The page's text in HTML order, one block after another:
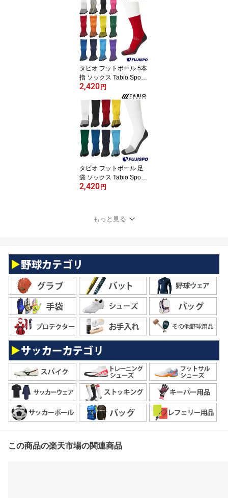
ャツ 吸汗速乾 通気性 伸
縮性 軽量 紫外線防止 日
焼け対策 背面メッシュ
丸首 ジュニア 大人 レデ
ィース メンズ スポーツ
インナー トレーニングウ
ェア (BU2230LH)
タビオ フットボール 5本
指 ソックス Tabio Sports
【サッカー・フットサ
ル】 アクセサリ サッカ
ーストッキング ソックス
靴下 大人 メンズ 滑り止
め付き 吸水 速乾 消臭 ス
ポーツ (FOOTBALLCRE
W5FINGER)[2411-socks]
2,420 円
タビオ フットボール 足
袋 ソックス Tabio Sports
サッカー フットサル ア
人 メンズ 滑り止め付き
吸水 速乾 消臭 スポーツ
2,420 円
もっと見る
この商品の楽天市場の関連商品